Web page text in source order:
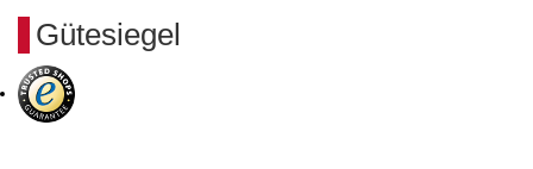
Gütesiegel